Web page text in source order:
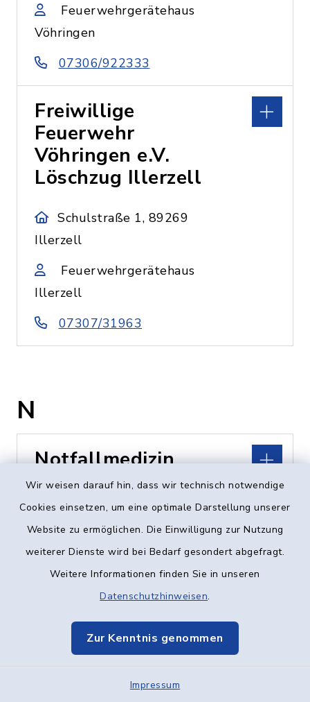
Wir weisen darauf hin, dass wir technisch notwendige
Cookies einsetzen, um eine optimale Darstellung unserer
Website zu ermöglichen. Die Einwilligung zur Nutzung
weiterer Dienste wird bei Bedarf gesondert abgefragt.
Weitere Informationen finden Sie in unseren
Datenschutzhinweisen.
Zur Kenntnis genommen
Impressum
Feuerwehrgerätehaus
Vöhringen
07306/922333
Freiwillige
Feuerwehr
Vöhringen e.V.
Löschzug Illerzell
Schulstraße 1, 89269
Illerzell
Feuerwehrgerätehaus
Illerzell
07307/31963
N
Notfallmedizin
über 112
http://www.notarzt-
illertissen.de
Notfall